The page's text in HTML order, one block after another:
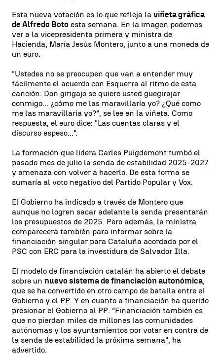
Esta nueva votación es lo que refleja la viñeta gráfica
de Alfredo Boto esta semana. En la imagen podemos
ver a la vicepresidenta primera y ministra de
Hacienda, María Jesús Montero, junto a una moneda de
un euro.
"Ustedes no se preocupen que van a entender muy
fácilmente el acuerdo con Esquerra al ritmo de esta
canción: Don girigajo se quiere usted guegirajar
conmigo... ¿cómo me las maravillaría yo? ¿Qué como
me las maravillaría yo?", se lee en la viñeta. Como
respuesta, el euro dice: "Las cuentas claras y el
discurso espeso...".
La formación que lidera Carles Puigdemont tumbó el
pasado mes de julio la senda de estabilidad 2025-2027
y amenaza con volver a hacerlo. De esta forma se
sumaría al voto negativo del Partido Popular y Vox.
El Gobierno ha indicado a través de Montero que
aunque no logren sacar adelante la senda presentarán
los presupuestos de 2025. Pero además, la ministra
comparecerá también para informar sobre la
financiación singular para Cataluña acordada por el
PSC con ERC para la investidura de Salvador Illa.
El modelo de financiación catalán ha abierto el debate
sobre un nuevo sistema de financiación autonómica,
que se ha convertido en otro campo de batalla entre el
Gobierno y el PP. Y en cuanto a financiación ha querido
presionar el Gobierno al PP. "Financiación también es
que no pierdan miles de millones las comunidades
autónomas y los ayuntamientos por votar en contra de
la senda de estabilidad la próxima semana", ha
advertido.